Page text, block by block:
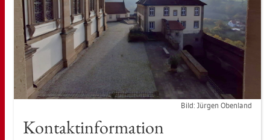
Bild: Jür­gen Oben­land
Kon­tak­t­in­for­ma­ti­on